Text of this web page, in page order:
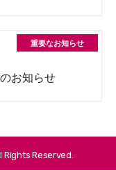
お知らせ
Rights Reserved.